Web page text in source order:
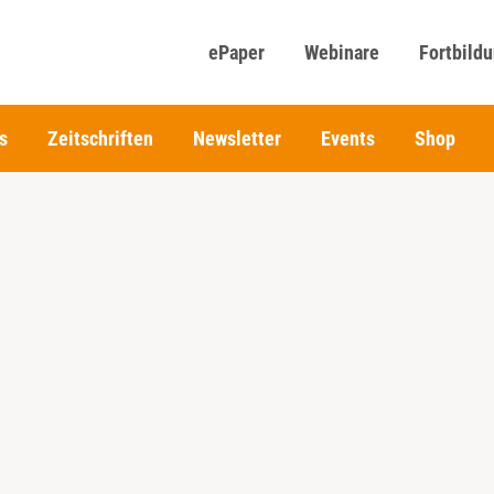
ePaper Webinare
Zeitschriften Newsletter Events Shop